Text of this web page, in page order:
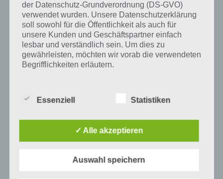
Auf WhatsApp teilen Teilen auf Facebook
Tweet auf Twitter
Mehr Artikel hier auf Touchportal
der Datenschutz-Grundverordnung (DS-GVO)
verwendet wurden. Unsere Datenschutzerklärung
soll sowohl für die Öffentlichkeit als auch für
unsere Kunden und Geschäftspartner einfach
lesbar und verständlich sein. Um dies zu
gewährleisten, möchten wir vorab die verwendeten
Begrifflichkeiten erläutern.
unter anderem die folgenden Begriffe:
a) personenbezogene Daten
Informationen, die sich auf eine identifizierte
Essenziell Statistiken
✓ Alle akzeptieren
Auswahl speichern